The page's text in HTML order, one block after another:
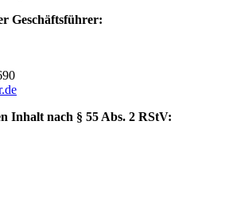
Geschäftsführer:
Inhalt nach § 55 Abs. 2 RStV: